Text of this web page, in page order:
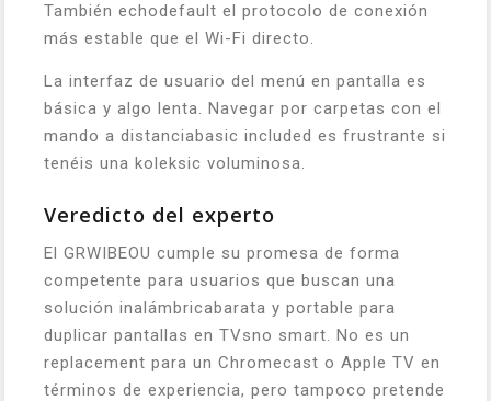
También echodefault el protocolo de conexión
más estable que el Wi-Fi directo.
La interfaz de usuario del menú en pantalla es
básica y algo lenta. Navegar por carpetas con el
mando a distanciabasic included es frustrante si
tenéis una koleksic voluminosa.
Veredicto del experto
El GRWIBEOU cumple su promesa de forma
competente para usuarios que buscan una
solución inalámbricabarata y portable para
duplicar pantallas en TVsno smart. No es un
replacement para un Chromecast o Apple TV en
términos de experiencia, pero tampoco pretende